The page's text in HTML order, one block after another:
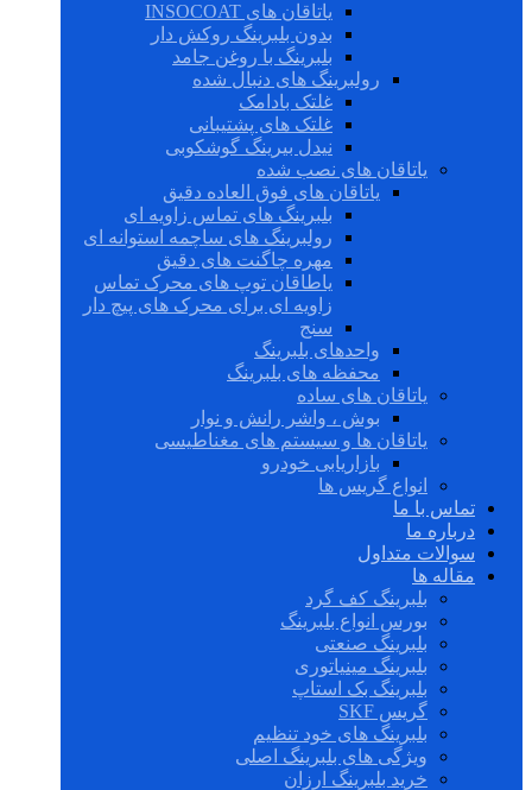
یاتاقان های INSOCOAT
بدون بلبرینگ روکش دار
بلبرینگ با روغن جامد
رولبرینگ های دنبال شده
غلتک بادامک
غلتک های پشتیبانی
نیدل بیرینگ گوشکوبی
یاتاقان های نصب شده
یاتاقان های فوق العاده دقیق
بلبرینگ های تماس زاویه ای
رولبرینگ های ساچمه استوانه ای
مهره چاگنت های دقیق
یاطاقان توپ های محرک تماس
زاویه ای برای محرک های پیچ دار
سنج
واحدهای بلبرینگ
محفظه های بلبرینگ
یاتاقان های ساده
بوش ، واشر رانش و نوار
یاتاقان ها و سیستم های مغناطیسی
بازاریابی خودرو
انواع گریس ها
تماس با ما
درباره ما
سوالات متداول
مقاله ها
بلبرینگ کف گرد
بورس انواع بلبرینگ
بلبرینگ صنعتی
بلبرینگ مینیاتوری
بلبرینگ بک استاپ
گریس SKF
بلبرینگ های خود تنظیم
ویژگی های بلبرینگ اصلی
خرید بلبرینگ ارزان